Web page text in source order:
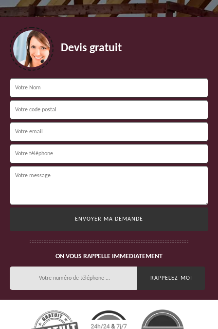
Devis gratuit
ON VOUS RAPPELLE IMMEDIATEMENT